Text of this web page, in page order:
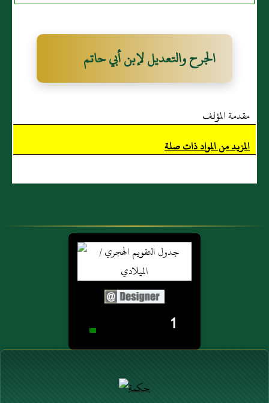
الجرح والتعديل لإبن أبي حاتم
مقدمة المؤلف
المزيد من المواد ذات صلة
1